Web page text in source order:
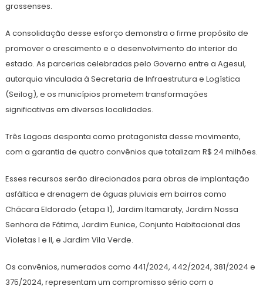
grossenses.
A consolidação desse esforço demonstra o firme propósito de
promover o crescimento e o desenvolvimento do interior do
estado. As parcerias celebradas pelo Governo entre a Agesul,
autarquia vinculada à Secretaria de Infraestrutura e Logística
(Seilog), e os municípios prometem transformações
significativas em diversas localidades.
Três Lagoas desponta como protagonista desse movimento,
com a garantia de quatro convênios que totalizam R$ 24 milhões.
Esses recursos serão direcionados para obras de implantação
asfáltica e drenagem de águas pluviais em bairros como
Chácara Eldorado (etapa 1), Jardim Itamaraty, Jardim Nossa
Senhora de Fátima, Jardim Eunice, Conjunto Habitacional das
Violetas I e II, e Jardim Vila Verde.
Os convênios, numerados como 441/2024, 442/2024, 381/2024 e
375/2024, representam um compromisso sério com o